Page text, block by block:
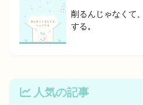
削るんじゃなくて
する。
人気の記事